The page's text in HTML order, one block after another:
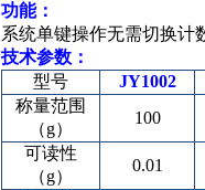
功能：
系统单键操作无需切换计
技术参数：
型号
JY1002
称量范围
（g）
100
可读性
（g）
0.01